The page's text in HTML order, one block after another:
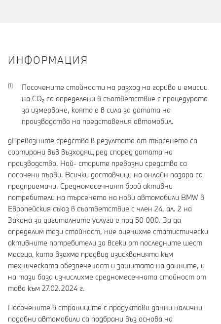
ИНФОРМАЦИЯ
Посочените стойности на разход на гориво и емисии
на CO₂ са определени в съответствие с процедурата
за измерване, която е в сила за датата на
производство на представения автомобил.
gПревозните средства в резултата от търсенето са
сортирани във възходящ ред според датата на
производство. Най- старите превозни средства са
посочени първи. Всички доставчици на онлайн пазара са
предприемачи. Средномесечният брой активни
потребители на търсенето на нови автомобили BMW в
Европейския съюз в съответствие с член 24, ал. 2 на
Закона за дигиталните услуги е под 50 000. За да
определим тази стойност, ние оценихме статистически
активните потребители за всеки от последните шест
месеца, като взехме предвид изискванията към
техническата обезпеченост и защитата на данните, и
на тази база изчислихме средномесечната стойност от
това към 27.02.2024 г.
Посочените в страниците с продуктови данни налични
подобни автомобили са подбрани въз основа на